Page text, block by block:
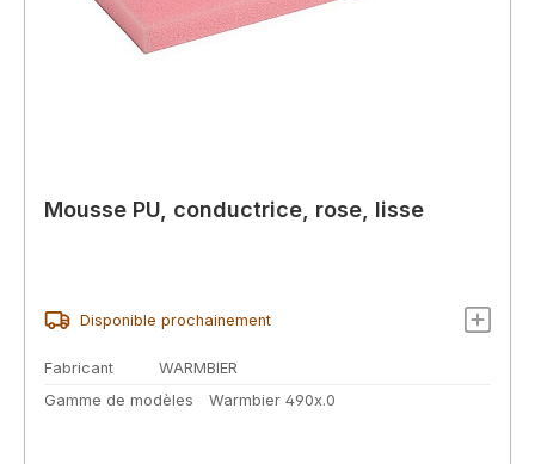
Mousse PU, conductrice, rose, lisse
Disponible prochainement
Fabricant
WARMBIER
Gamme de modèles
Warmbier 490x.0